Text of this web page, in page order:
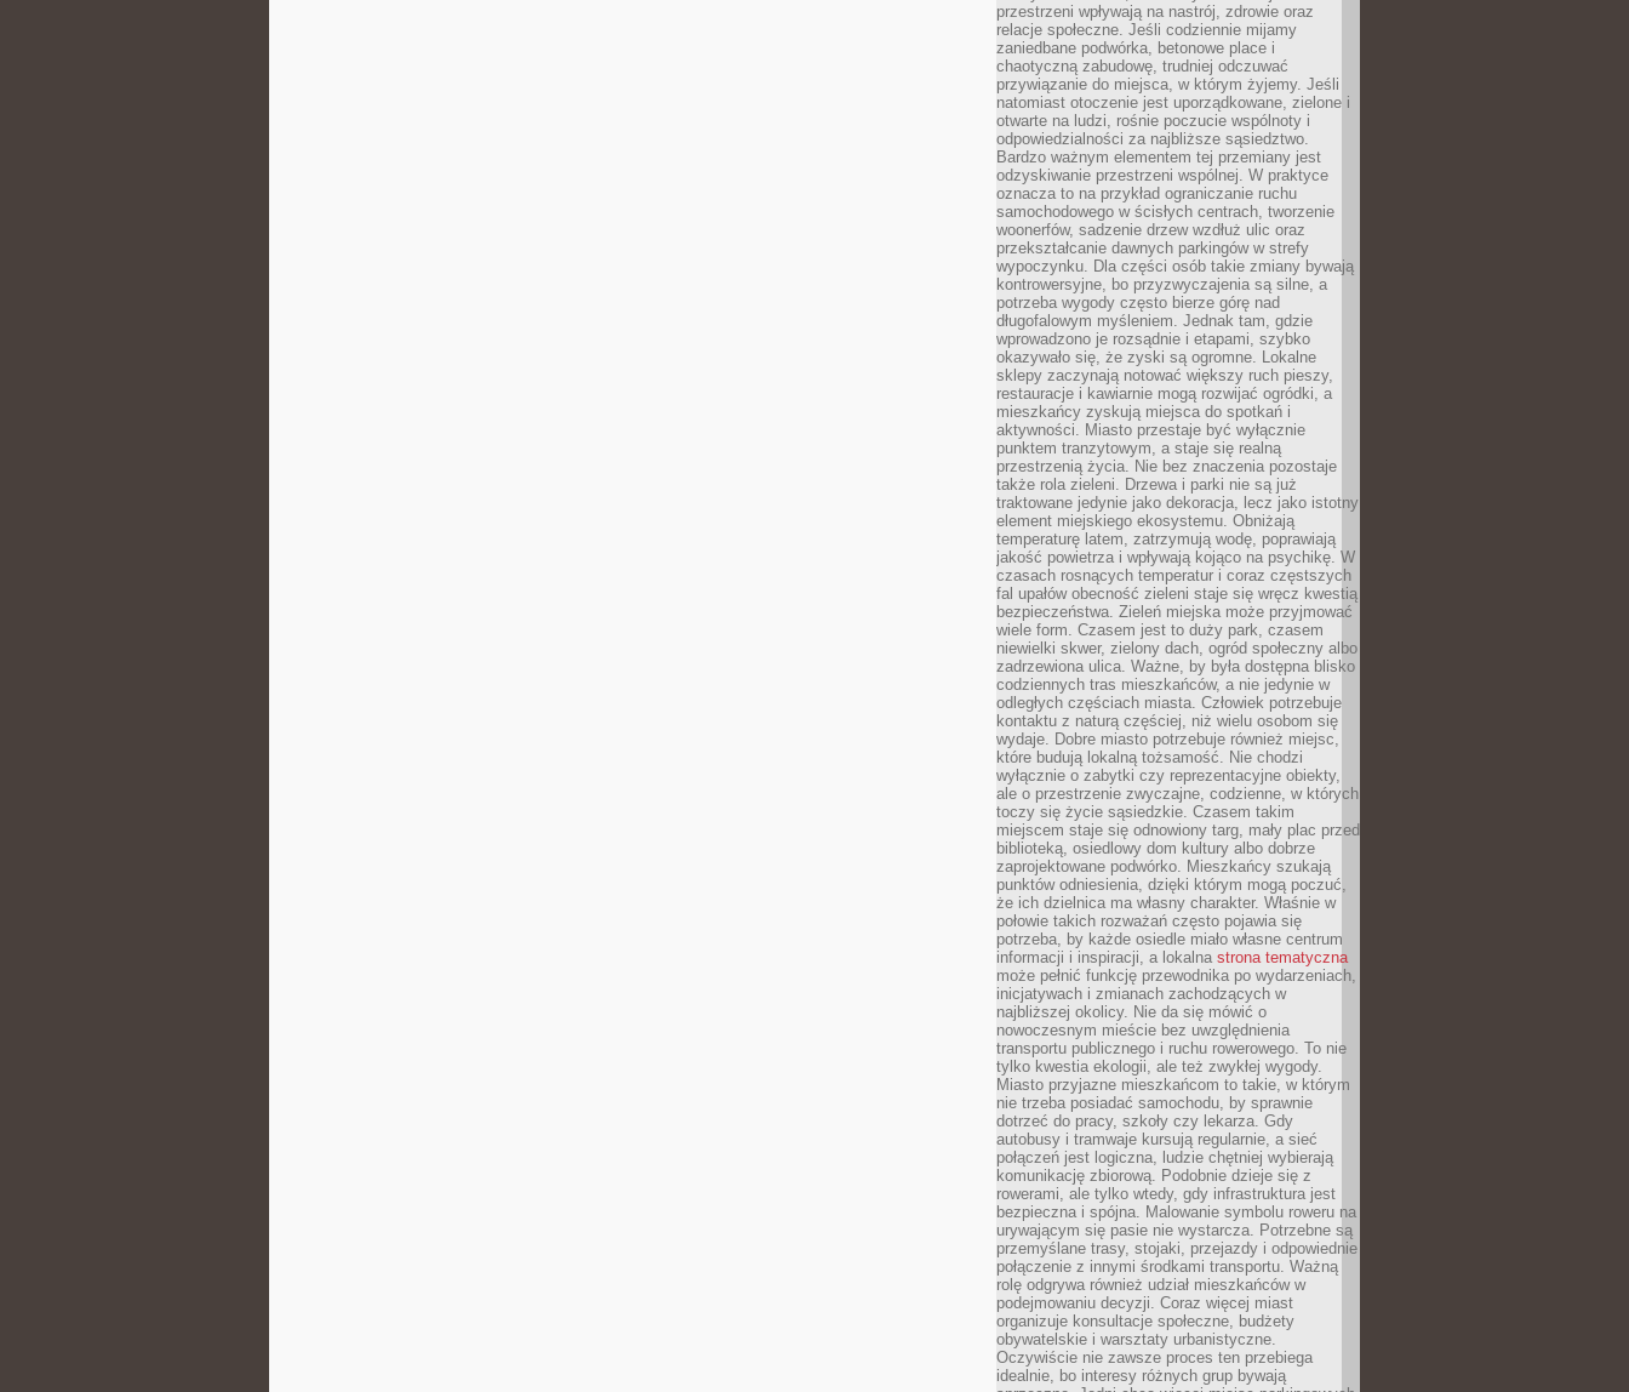
przestrzeni wpływają na nastrój, zdrowie oraz
relacje społeczne. Jeśli codziennie mijamy
zaniedbane podwórka, betonowe place i
chaotyczną zabudowę, trudniej odczuwać
przywiązanie do miejsca, w którym żyjemy. Jeśli
natomiast otoczenie jest uporządkowane, zielone i
otwarte na ludzi, rośnie poczucie wspólnoty i
odpowiedzialności za najbliższe sąsiedztwo.
Bardzo ważnym elementem tej przemiany jest
odzyskiwanie przestrzeni wspólnej. W praktyce
oznacza to na przykład ograniczanie ruchu
samochodowego w ścisłych centrach, tworzenie
woonerfów, sadzenie drzew wzdłuż ulic oraz
przekształcanie dawnych parkingów w strefy
wypoczynku. Dla części osób takie zmiany bywają
kontrowersyjne, bo przyzwyczajenia są silne, a
potrzeba wygody często bierze górę nad
długofalowym myśleniem. Jednak tam, gdzie
wprowadzono je rozsądnie i etapami, szybko
okazywało się, że zyski są ogromne. Lokalne
sklepy zaczynają notować większy ruch pieszy,
restauracje i kawiarnie mogą rozwijać ogródki, a
mieszkańcy zyskują miejsca do spotkań i
aktywności. Miasto przestaje być wyłącznie
punktem tranzytowym, a staje się realną
przestrzenią życia. Nie bez znaczenia pozostaje
także rola zieleni. Drzewa i parki nie są już
traktowane jedynie jako dekoracja, lecz jako istotny
element miejskiego ekosystemu. Obniżają
temperaturę latem, zatrzymują wodę, poprawiają
jakość powietrza i wpływają kojąco na psychikę. W
czasach rosnących temperatur i coraz częstszych
fal upałów obecność zieleni staje się wręcz kwestią
bezpieczeństwa. Zieleń miejska może przyjmować
wiele form. Czasem jest to duży park, czasem
niewielki skwer, zielony dach, ogród społeczny albo
zadrzewiona ulica. Ważne, by była dostępna blisko
codziennych tras mieszkańców, a nie jedynie w
odległych częściach miasta. Człowiek potrzebuje
kontaktu z naturą częściej, niż wielu osobom się
wydaje. Dobre miasto potrzebuje również miejsc,
które budują lokalną tożsamość. Nie chodzi
wyłącznie o zabytki czy reprezentacyjne obiekty,
ale o przestrzenie zwyczajne, codzienne, w których
toczy się życie sąsiedzkie. Czasem takim
miejscem staje się odnowiony targ, mały plac przed
biblioteką, osiedlowy dom kultury albo dobrze
zaprojektowane podwórko. Mieszkańcy szukają
punktów odniesienia, dzięki którym mogą poczuć,
że ich dzielnica ma własny charakter. Właśnie w
połowie takich rozważań często pojawia się
potrzeba, by każde osiedle miało własne centrum
informacji i inspiracji, a lokalna strona tematyczna
może pełnić funkcję przewodnika po wydarzeniach,
inicjatywach i zmianach zachodzących w
najbliższej okolicy. Nie da się mówić o
nowoczesnym mieście bez uwzględnienia
transportu publicznego i ruchu rowerowego. To nie
tylko kwestia ekologii, ale też zwykłej wygody.
Miasto przyjazne mieszkańcom to takie, w którym
nie trzeba posiadać samochodu, by sprawnie
dotrzeć do pracy, szkoły czy lekarza. Gdy
autobusy i tramwaje kursują regularnie, a sieć
połączeń jest logiczna, ludzie chętniej wybierają
komunikację zbiorową. Podobnie dzieje się z
rowerami, ale tylko wtedy, gdy infrastruktura jest
bezpieczna i spójna. Malowanie symbolu roweru na
urywającym się pasie nie wystarcza. Potrzebne są
przemyślane trasy, stojaki, przejazdy i odpowiednie
połączenie z innymi środkami transportu. Ważną
rolę odgrywa również udział mieszkańców w
podejmowaniu decyzji. Coraz więcej miast
organizuje konsultacje społeczne, budżety
obywatelskie i warsztaty urbanistyczne.
Oczywiście nie zawsze proces ten przebiega
idealnie, bo interesy różnych grup bywają